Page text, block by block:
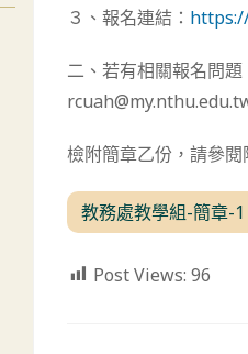
３、報名連結：
二、若有相關報名問
檢附簡章乙份，請參閱
教務處教學組-簡章-1
Post Views: 96